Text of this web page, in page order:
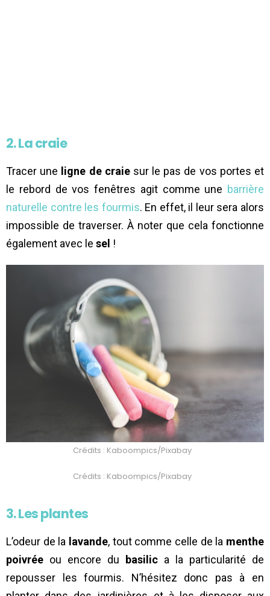
2. La craie
Tracer une ligne de craiesur le pas de vos portes et
le rebord de vos fenêtres agit comme une barrière
naturelle contre les fourmis. En effet, il leur sera alors
impossible de traverser. À noter que cela fonctionne
également avec le sel !
Crédits : Kaboompics/Pixabay
Crédits : Kaboompics/Pixabay
3. Les plantes
L’odeur de la lavande, tout comme celle de la menthe
poivrée ou encore du basilic a la particularité de
repousser les fourmis. N’hésitez donc pas à en